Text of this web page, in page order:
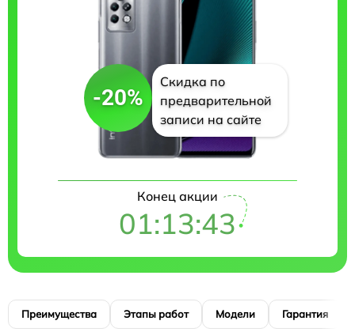
-20%
Скидка по
предварительной
записи на сайте
Конец акции
01:13:42
Преимущества Этапы работ Модели Гарантия